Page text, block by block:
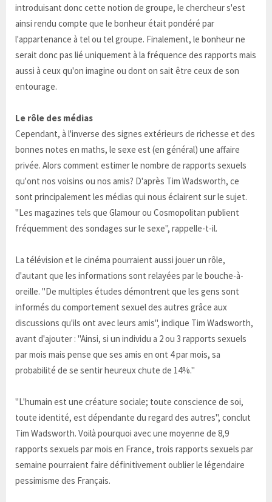
introduisant donc cette notion de groupe, le chercheur s'est
ainsi rendu compte que le bonheur était pondéré par
l'appartenance à tel ou tel groupe. Finalement, le bonheur ne
serait donc pas lié uniquement à la fréquence des rapports mais
aussi à ceux qu'on imagine ou dont on sait être ceux de son
entourage.
Le rôle des médias
Cependant, à l'inverse des signes extérieurs de richesse et des
bonnes notes en maths, le sexe est (en général) une affaire
privée. Alors comment estimer le nombre de rapports sexuels
qu'ont nos voisins ou nos amis? D'après Tim Wadsworth, ce
sont principalement les médias qui nous éclairent sur le sujet.
"Les magazines tels que Glamour ou Cosmopolitan publient
fréquemment des sondages sur le sexe", rappelle-t-il.
La télévision et le cinéma pourraient aussi jouer un rôle,
d'autant que les informations sont relayées par le bouche-à-
oreille. "De multiples études démontrent que les gens sont
informés du comportement sexuel des autres grâce aux
discussions qu'ils ont avec leurs amis", indique Tim Wadsworth,
avant d'ajouter : "Ainsi, si un individu a 2 ou 3 rapports sexuels
par mois mais pense que ses amis en ont 4 par mois, sa
probabilité de se sentir heureux chute de 14%."
"L'humain est une créature sociale; toute conscience de soi,
toute identité, est dépendante du regard des autres", conclut
Tim Wadsworth. Voilà pourquoi avec une moyenne de 8,9
rapports sexuels par mois en France, trois rapports sexuels par
semaine pourraient faire définitivement oublier le légendaire
pessimisme des Français.